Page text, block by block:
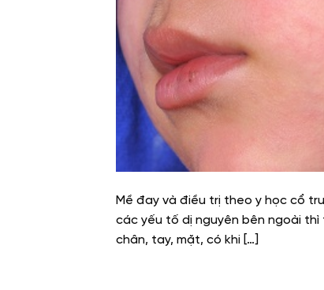
Mề đay và điều trị theo y học cổ
các yếu tố dị nguyên bên ngoài
chân, tay, mặt, có khi […]